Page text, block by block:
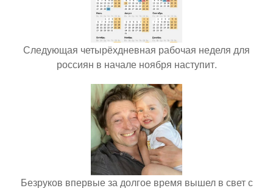
Следующая четырёхдневная рабочая неделя для
россиян в начале ноября наступит.
Безруков впервые за долгое время вышел в свет с